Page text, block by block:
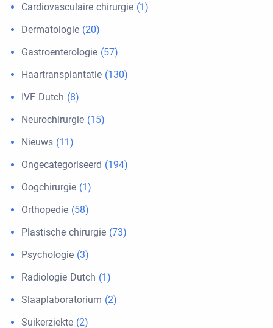
Cardiovasculaire chirurgie (1)
Dermatologie (20)
Gastroenterologie (57)
Haartransplantatie (130)
IVF Dutch (8)
Neurochirurgie (15)
Nieuws (11)
Ongecategoriseerd (194)
Oogchirurgie (1)
Orthopedie (58)
Plastische chirurgie (73)
Psychologie (3)
Radiologie Dutch (1)
Slaaplaboratorium (2)
Suikerziekte (2)